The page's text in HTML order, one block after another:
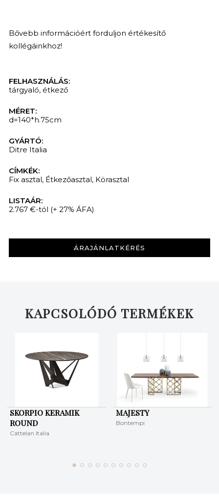
Bővebb információért forduljon értékesítő
kollégáinkhoz!
FELHASZNÁLÁS:
tárgyaló, étkező
MÉRET:
d=140*h.75cm
GYÁRTÓ:
Ditre Italia
CÍMKÉK:
Fix asztal, Étkezőasztal, Körasztal
LISTAÁR:
2.767 €-tól (+ 27% ÁFA)
ÁRAJÁNLATKÉRÉS
KAPCSOLÓDÓ TERMÉKEK
SKORPIO KERAMIK
ROUND
Cattelan Italia
MAJESTY
Bontempi